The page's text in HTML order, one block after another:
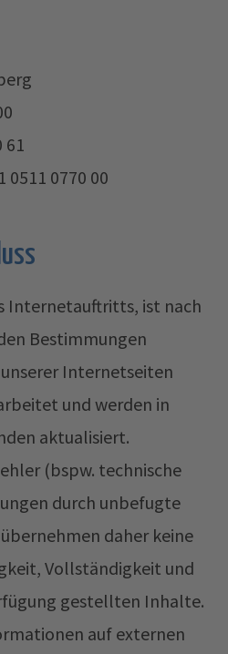
61
0511 0770 00
Internetauftritts, ist nach
Bestimmungen
Internetseiten
und werden in
aktualisiert.
(bspw. technische
durch unbefugte
daher keine
Vollständigkeit und
gestellten Inhalte.
auf externen